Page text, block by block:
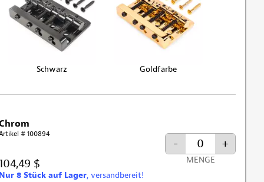
Schwarz Goldfarbe
# 100894
$
Nur 8 Stück auf Lager, versandbereit!
- +
MENGE